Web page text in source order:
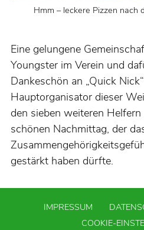
Hmm – leckere Pizzen nach
Eine gelungene
Youngster im Verein und
Dankeschön an „Quick
Hauptorganisator dieser
den sieben weiteren
schönen Nachmittag, der
gestärkt haben dürfte.
IMPRESSUM
COOKIE-